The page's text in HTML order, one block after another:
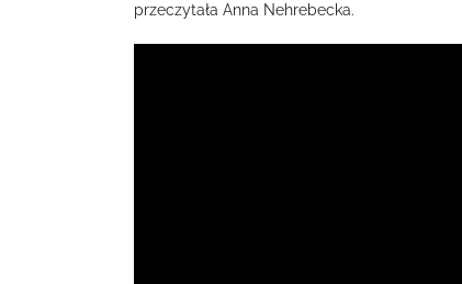
przeczytała Anna Nehrebecka.